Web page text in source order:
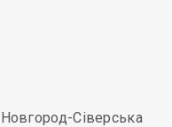
Новгород-Сіверська